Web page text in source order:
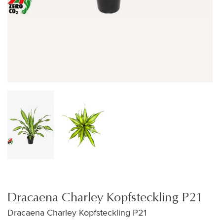
Dracaena Charley Kopfsteckling P21
Dracaena Charley Kopfsteckling P21